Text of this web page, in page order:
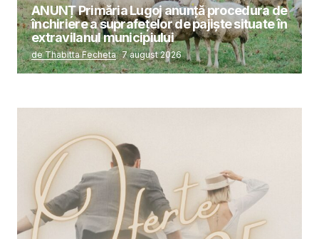
ANUNȚ Primăria Lugoj anunță procedura de
închiriere a suprafețelor de pajiște situate în
extravilanul municipiului
de Thabitta Fecheta 7 august 2026